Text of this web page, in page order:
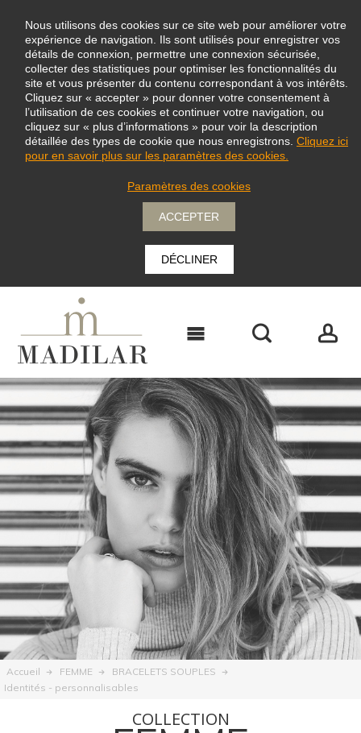
Nous utilisons des cookies sur ce site web pour améliorer votre
expérience de navigation. Ils sont utilisés pour enregistrer vos
détails de connexion, permettre une connexion sécurisée,
collecter des statistiques pour optimiser les fonctionnalités du
site et vous présenter du contenu correspondant à vos intérêts.
Cliquez sur « accepter » pour donner votre consentement à
l’utilisation de ces cookies et continuer votre navigation, ou
cliquez sur « plus d’informations » pour voir la description
détaillée des types de cookie que nous enregistrons. Cliquez ici
pour en savoir plus sur les paramètres des cookies.
Paramètres des cookies
ACCEPTER
DÉCLINER
Accueil FEMME
BRACELETS SOUPLES
Identités - personnalisables
COLLECTION